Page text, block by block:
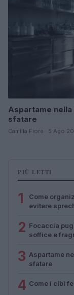
Aspartame
sfatare
Camilla Fiore · 5 Ago
PIÙ LETTI
1
Come
evitare
2 Focaccia
soffice e
3 Aspartame
sfatare
4 Come i cibi